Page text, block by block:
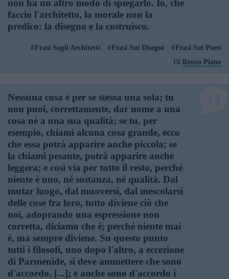
non ha un altro modo di spiegarlo. Io, che
faccio l'architetto, la morale non la
predico: la disegno e la costruisco.
Frasi Sugli Architetti Frasi Sui Disegni
Frasi Sui Poeti
Di Renzo Piano
Nessuna cosa è per se stessa una sola; tu
non puoi, correttamente, dar nome a una
cosa né a una sua qualità; se tu, per
esempio, chiami alcuna cosa grande, ecco
che essa potrà apparire anche piccola; se
la chiami pesante, potrà apparire anche
leggera; e così via per tutto il resto, perché
niente è uno, né sostanza, né qualità. Dal
mutar luogo, dal muoversi, dal mescolarsi
delle cose fra loro, tutto diviene ciò che
noi, adoprando una espressione non
corretta, diciamo che è; perché niente mai
è, ma sempre diviene. Su questo punto
tutti i filosofi, uno dopo l'altro, a eccezione
di Parmenide, si deve ammettere che sono
d'accordo, [...]; e anche sono d'accordo i